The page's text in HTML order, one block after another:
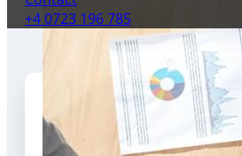
+4 0723 196 785
Luni – Vineri: 8:30-16:30
Sâmbătă: Închis